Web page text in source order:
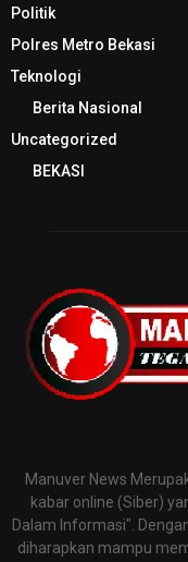
Politik
Polres Metro Bekasi
Teknologi
Berita Nasional
Uncategorized
BEKASI
Manuver News
kabar online (Siber)
Dalam Informasi".
diharapkan mampu